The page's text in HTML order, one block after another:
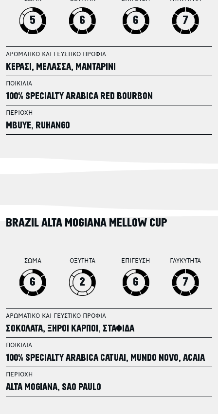
5 6 6 7
ΑΡΩΜΑΤΙΚΟ ΚΑΙ ΓΕΥΣΤΙΚΟ ΠΡΟΦΙΛ
ΚΕΡΑΣΙ, ΜΕΛΑΣΣΑ, ΜΑΝΤΑΡΙΝΙ
ΠΟΙΚΙΛΙΑ
100% SPECIALTY ARABICA RED BOURBON
ΠΕΡΙΟΧΗ
MBUYE, RUHANGO
BRAZIL ALTA MOGIANA MELLOW CUP
ΣΩΜΑ
6
ΟΞΥΤΗΤΑ
2
ΕΠΙΓΕΥΣΗ
6
ΓΛΥΚΥΤΗΤΑ
7
ΑΡΩΜΑΤΙΚΟ ΚΑΙ ΓΕΥΣΤΙΚΟ ΠΡΟΦΙΛ
ΣΟΚΟΛΑΤΑ, ΞΗΡΟΙ ΚΑΡΠΟΙ, ΣΤΑΦΙΔΑ
ΠΟΙΚΙΛΙΑ
100% SPECIALTY ARABICA CATUAI, MUNDO NOVO, ACAIA
ΠΕΡΙΟΧΗ
ALTA MOGIANA, SAO PAULO